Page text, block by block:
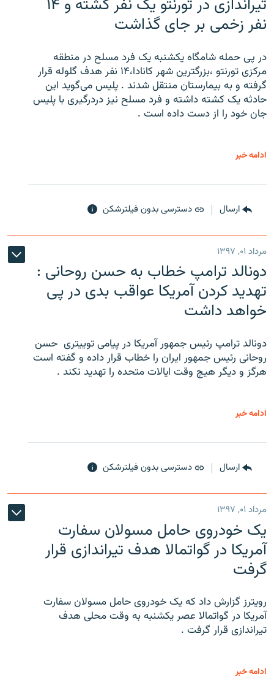
تیراندازی در تورنتو یک نفر کشته و ۱۴
نفر زخمی بر جای گذاشت
در پی حمله شامگاه یکشنبه یک فرد مسلح در منطقه
مرکزی تورنتو ،‌بزرگترین شهر کانادا،۱۴ نفر هدف گلوله قرار
گرفته و به بیمارستان منتقل شدند . پلیس می‌گوید این
حادثه یک کشته داشته و فرد مسلح نیز دردرگیری با پلیس
جان خود را از دست داده است .
ادامه خبر
ارسال دسترسی بدون فیلترشکن
مرداد ۰۱, ۱۳۹۷
دونالد ترامپ خطاب به حسن روحانی :
تهدید کردن آمریکا عواقب بدی در پی
خواهد داشت
دونالد ترامپ رئیس جمهور آمریکا در پیامی توییتری ‌ حسن
روحانی رئیس جمهور ایران را خطاب قرار داده و گفته است
هرگز و دیگر هیچ وقت ایالات متحده را تهدید نکند .
ادامه خبر
ارسال دسترسی بدون فیلترشکن
مرداد ۰۱, ۱۳۹۷
یک خودروی حامل مسولان سفارت
آمریکا در گواتمالا هدف تیراندازی قرار
گرفت
رویترز گزارش داد که یک خودروی حامل مسولان سفارت
آمریکا در گواتمالا عصر یکشنبه به وقت محلی هدف
تیراندازی قرار گرفت .
ادامه خبر